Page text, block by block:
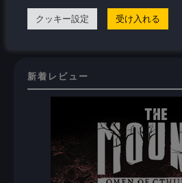
On Steam Deck
新着レビュー
クッキー設定 受け入れる